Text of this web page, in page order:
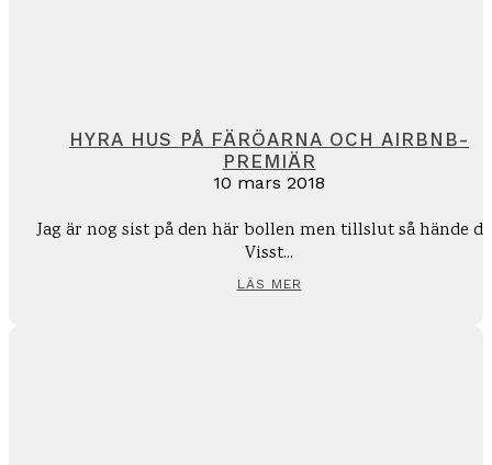
HYRA HUS PÅ FÄRÖARNA OCH AIRBNB-
PREMIÄR
10 mars 2018
Jag är nog sist på den här bollen men tillslut så hände
Visst...
LÄS MER